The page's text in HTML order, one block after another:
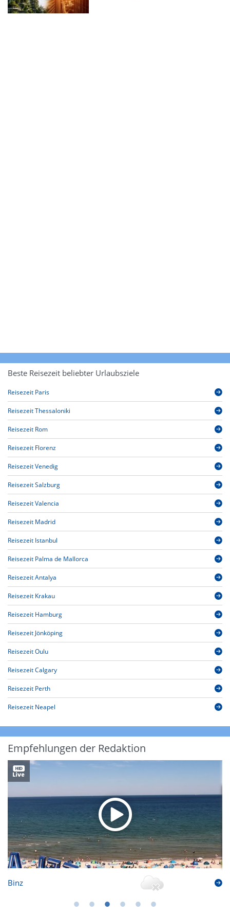
Beste Reisezeit beliebter Urlaubsziele
Reisezeit Paris
Reisezeit Thessaloniki
Reisezeit Rom
Reisezeit Florenz
Reisezeit Venedig
Reisezeit Salzburg
Reisezeit Valencia
Reisezeit Madrid
Reisezeit Istanbul
Reisezeit Palma de Mallorca
Reisezeit Antalya
Reisezeit Krakau
Reisezeit Hamburg
Reisezeit Jönköping
Reisezeit Oulu
Reisezeit Calgary
Reisezeit Perth
Reisezeit Neapel
Empfehlungen der Redaktion
Binz